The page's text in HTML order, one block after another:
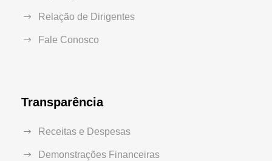
Relação de Dirigentes
Fale Conosco
Transparência
Receitas e Despesas
Demonstrações Financeiras